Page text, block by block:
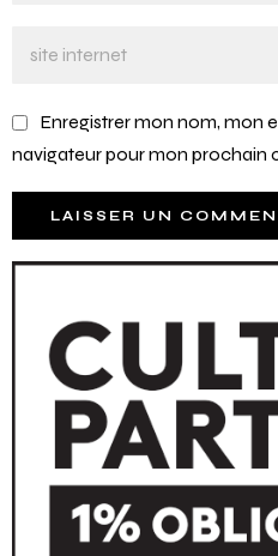
Enregistrer mon nom, mon
navigateur pour mon prochain